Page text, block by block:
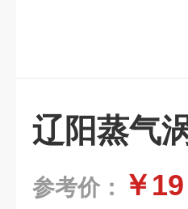
辽阳蒸气
参考价： ￥19